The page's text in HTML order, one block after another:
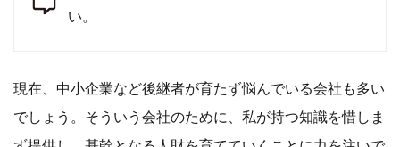
い。
現在、中小企業など後継者が育たず悩んでいる会社も多い
でしょう。そういう会社のために、私が持つ知識を惜しま